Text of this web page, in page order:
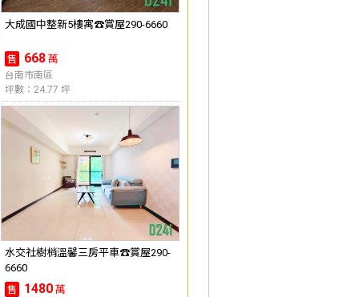
大成國中整新5樓寓☎️賞屋290-6660
售 668 萬
台南市南區
坪數：24.77 坪
水交社樹梢溫馨三房平車☎️賞屋290-
6660
售 1480 萬